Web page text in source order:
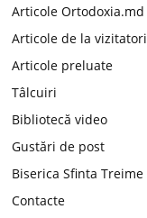
Articole Ortodoxia.md
Articole de la vizitatori
Articole preluate
Tâlcuiri
Bibliotecă video
Gustări de post
Biserica Sfinta Treime
Contacte